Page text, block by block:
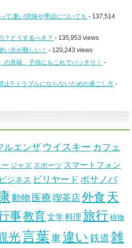
て凄い!意味や季語についても - 137,514
？どうするべき？ - 135,953 views
い方が難しい！ - 120,243 views
意味、子供にもこれでバッチリ！ -
止? トラブルにならないための過ごし方 -
ルエンザ ウイスキー カフェ
ー ジャズ スポーツ スマートフォン
ビジネス ビリヤード ボサノバ
動物 医療 喫茶店外食 天
事教育 文学 料理 旅行 植物
光言葉 車違い 鉄道 雑